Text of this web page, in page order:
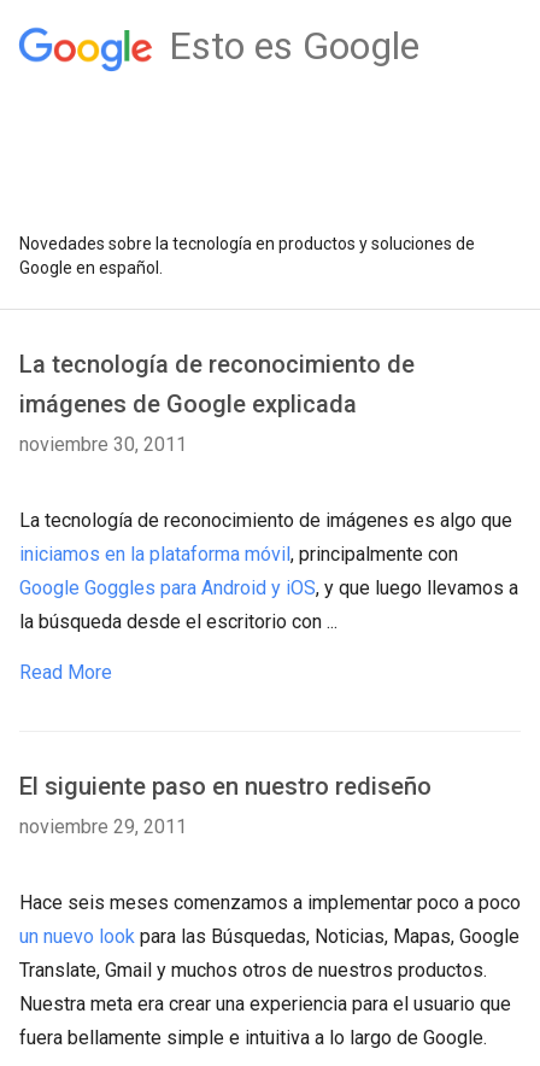
Esto es Google
Novedades sobre la tecnología en productos y soluciones de
Google en español.
La tecnología de reconocimiento de
imágenes de Google explicada
noviembre 30, 2011
La tecnología de reconocimiento de imágenes es algo que
iniciamos en la plataforma móvil, principalmente con
Google Goggles para Android y iOS, y que luego llevamos a
la búsqueda desde el escritorio con ...
Read More
El siguiente paso en nuestro rediseño
noviembre 29, 2011
Hace seis meses comenzamos a implementar poco a poco
un nuevo look para las Búsquedas, Noticias, Mapas, Google
Translate, Gmail y muchos otros de nuestros productos.
Nuestra meta era crear una experiencia para el usuario que
fuera bellamente simple e intuitiva a lo largo de Google.